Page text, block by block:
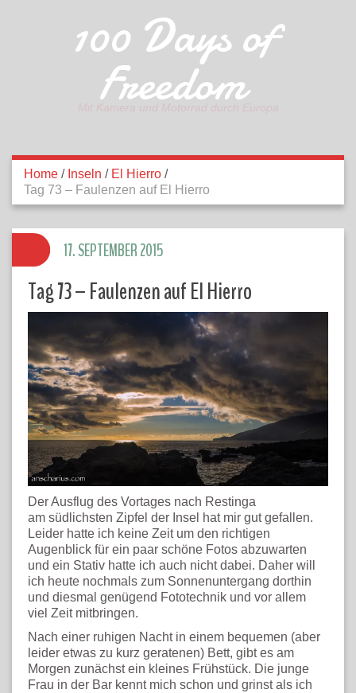
100 Days of
Freedom
Home / Inseln / El Hierro /
Tag 73 – Faulenzen auf El Hierro
Tag 73 – Faulenzen auf El Hierro
Der Ausflug des Vortages nach Restinga
am südlichsten Zipfel der Insel hat mir gut gefallen.
Leider hatte ich keine Zeit um den richtigen
Augenblick für ein paar schöne Fotos abzuwarten
und ein Stativ hatte ich auch nicht dabei. Daher will
ich heute nochmals zum Sonnenuntergang dorthin
und diesmal genügend Fototechnik und vor allem
viel Zeit mitbringen.
Nach einer ruhigen Nacht in einem bequemen (aber
leider etwas zu kurz geratenen) Bett, gibt es am
Morgen zunächst ein kleines Frühstück. Die junge
Frau in der Bar kennt mich schon und grinst als ich
17. SEPTEMBER 2015